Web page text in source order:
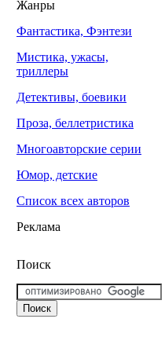
Жанры
Фантастика, Фэнтези
Мистика, ужасы,
триллеры
Детективы, боевики
Проза, беллетристика
Многоавторские серии
Юмор, детские
Список всех авторов
Реклама
Поиск